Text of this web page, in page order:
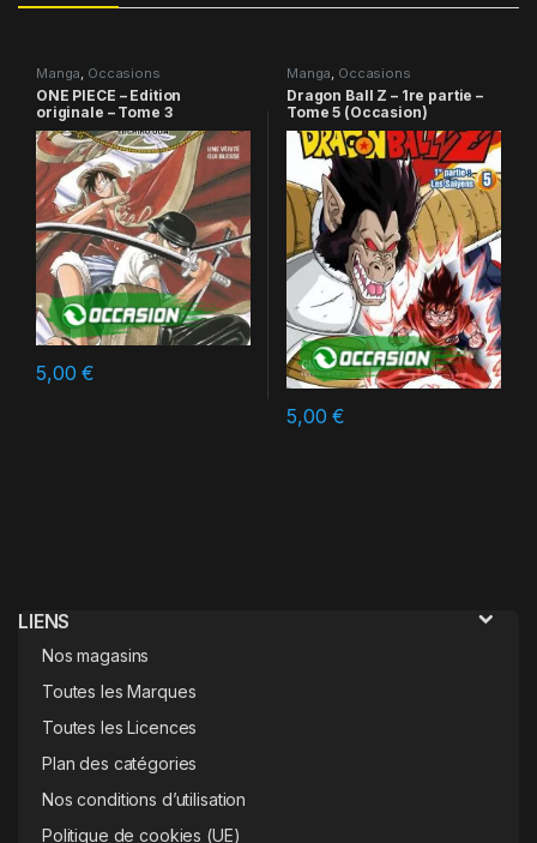
Manga, Occasions
ONE PIECE – Edition
originale – Tome 3
5,00€
Manga, Occasions
Dragon Ball Z – 1re partie –
Tome 5 (Occasion)
5,00€
LIENS
Nos magasins
Toutes les Marques
Toutes les Licences
Plan des catégories
Nos conditions d’utilisation
Politique de cookies (UE)